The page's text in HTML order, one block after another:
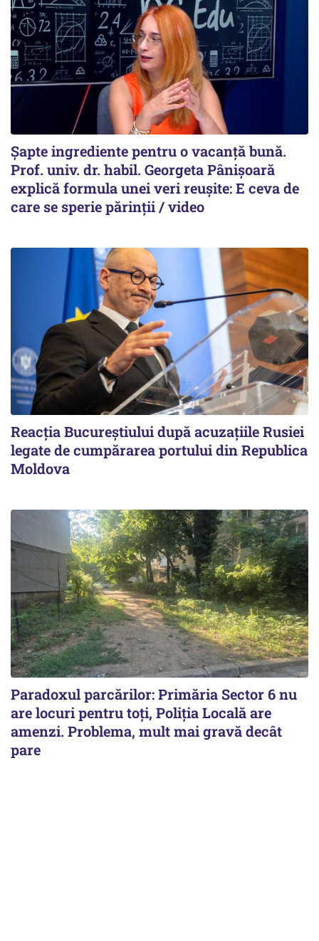
Șapte ingrediente pentru o vacanță bună.
Prof. univ. dr. habil. Georgeta Pânișoară
explică formula unei veri reușite: E ceva de
care se sperie părinții / video
Reacția Bucureștiului după acuzațiile Rusiei
legate de cumpărarea portului din Republica
Moldova
Paradoxul parcărilor: Primăria Sector 6 nu
are locuri pentru toți, Poliția Locală are
amenzi. Problema, mult mai gravă decât
pare